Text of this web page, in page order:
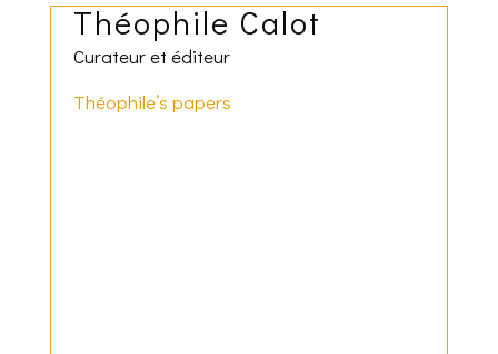
Théophile Calot
Curateur et éditeur
Théophile’s papers